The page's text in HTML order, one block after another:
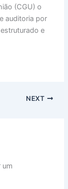
(CGU) o
auditoria por
e
NEXT
um